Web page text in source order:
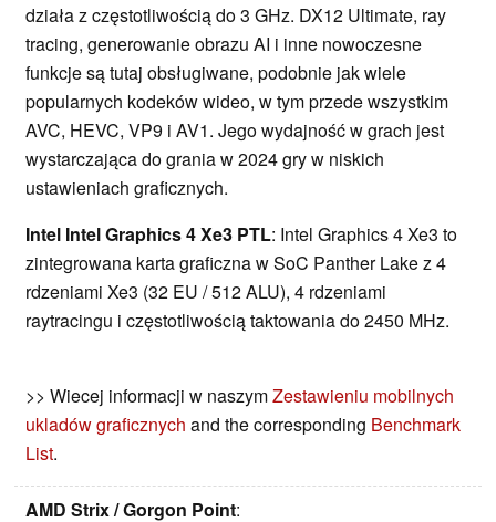
działa z częstotliwością do 3 GHz. DX12 Ultimate, ray
tracing, generowanie obrazu AI i inne nowoczesne
funkcje są tutaj obsługiwane, podobnie jak wiele
popularnych kodeków wideo, w tym przede wszystkim
AVC, HEVC, VP9 i AV1. Jego wydajność w grach jest
wystarczająca do grania w 2024 gry w niskich
ustawieniach graficznych.
Intel Intel Graphics 4 Xe3 PTL: Intel Graphics 4 Xe3 to
zintegrowana karta graficzna w SoC Panther Lake z 4
rdzeniami Xe3 (32 EU / 512 ALU), 4 rdzeniami
raytracingu i częstotliwością taktowania do 2450 MHz.
>> Wiecej informacji w naszymZestawieniu mobilnych
ukladów graficznych and the corresponding Benchmark
List.
AMD Strix / Gorgon Point: